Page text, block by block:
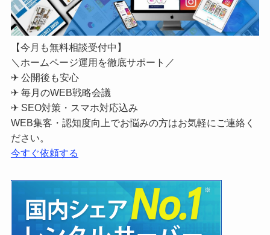
【今月も無料相談受付中】
＼ホームページ運用を徹底サポート／
✈ 公開後も安心
✈ 毎月のWEB戦略会議
✈ SEO対策・スマホ対応込み
WEB集客・認知度向上でお悩みの方はお気軽にご連絡く
ださい。
今すぐ依頼する